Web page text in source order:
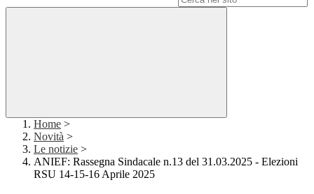
Home >
Novità >
Le notizie >
ANIEF: Rassegna Sindacale n.13 del 31.03.2025 - Elezioni
RSU 14-15-16 Aprile 2025